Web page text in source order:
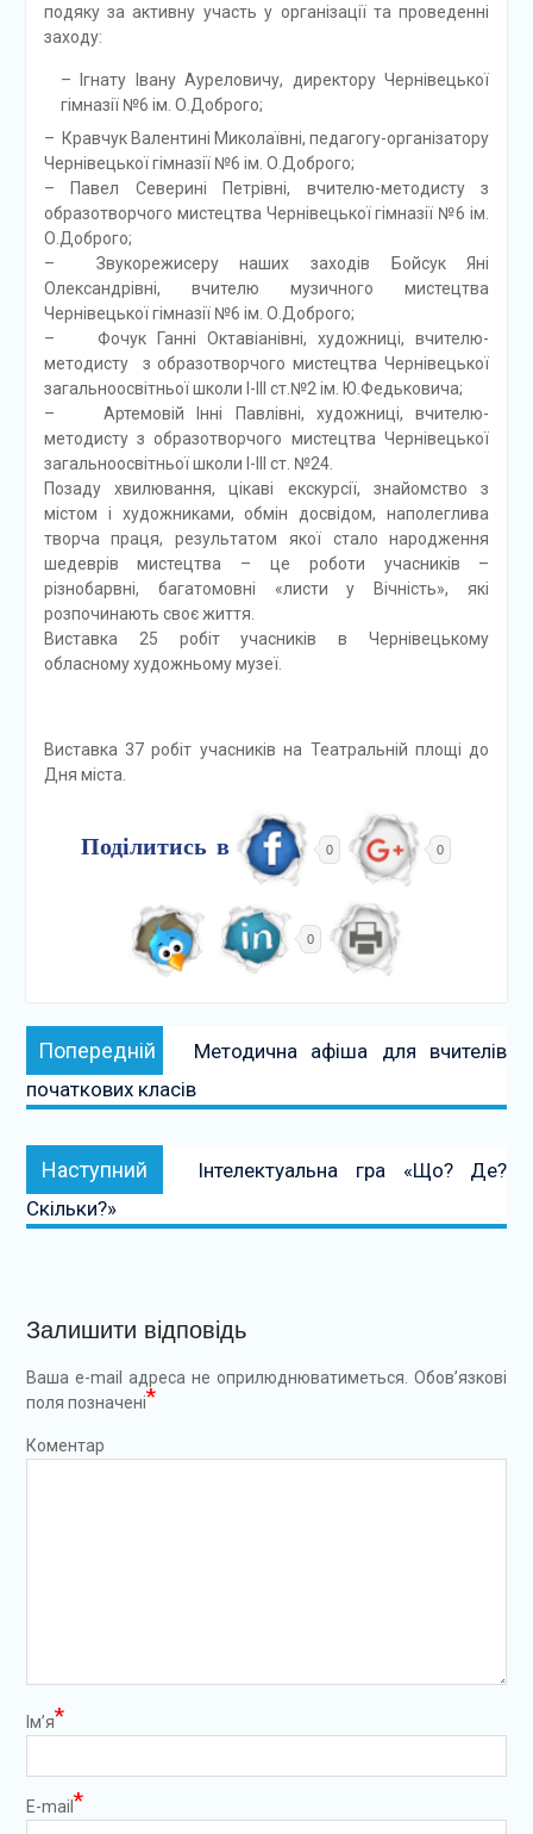
подяку за активну участь у організації та проведенні
заходу:
– Ігнату Івану Ауреловичу, директору Чернівецької
гімназії №6 ім. О.Доброго;
– Кравчук Валентині Миколаївні, педагогу-організатору
Чернівецької гімназії №6 ім. О.Доброго;
– Павел Северині Петрівні, вчителю-методисту з
образотворчого мистецтва Чернівецької гімназії №6 ім.
О.Доброго;
– Звукорежисеру наших заходів Бойсук Яні
Олександрівні, вчителю музичного мистецтва
Чернівецької гімназії №6 ім. О.Доброго;
– Фочук Ганні Октавіанівні, художниці, вчителю-
методисту з образотворчого мистецтва Чернівецької
загальноосвітньої школи І-ІІІ ст.№2 ім. Ю.Федьковича;
– Артемовій Інні Павлівні, художниці, вчителю-
методисту з образотворчого мистецтва Чернівецької
загальноосвітньої школи І-ІІІ ст. №24.
Позаду хвилювання, цікаві екскурсії, знайомство з
містом і художниками, обмін досвідом, наполеглива
творча праця, результатом якої стало народження
шедеврів мистецтва – це роботи учасників –
різнобарвні, багатомовні «листи у Вічність», які
розпочинають своє життя.
Виставка 25 робіт учасників в Чернівецькому
обласному художньому музеї.
Виставка 37 робіт учасників на Театральній площі до
Дня міста.
Поділитись в 0 0
0
Навігація
записів
Попередній Попередній:
Методична афіша для вчителів
початкових класів
Наступний Наступний:
Інтелектуальна гра «Що? Де?
Скільки?»
Залишити відповідь
Ваша e-mail адреса не оприлюднюватиметься. Обов’язкові
поля позначені*
Коментар
Ім’я*
E-mail *